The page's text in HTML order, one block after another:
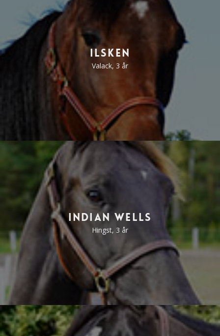
Ilsken
Valack, 3 år
Indian Wells
Hingst, 3 år